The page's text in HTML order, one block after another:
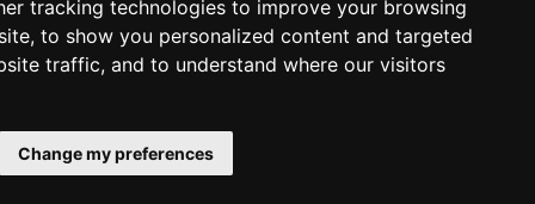
tracking technologies to improve your browsing
to show you personalized content and targeted
traffic, and to understand where our visitors
Change my preferences
cookie policy